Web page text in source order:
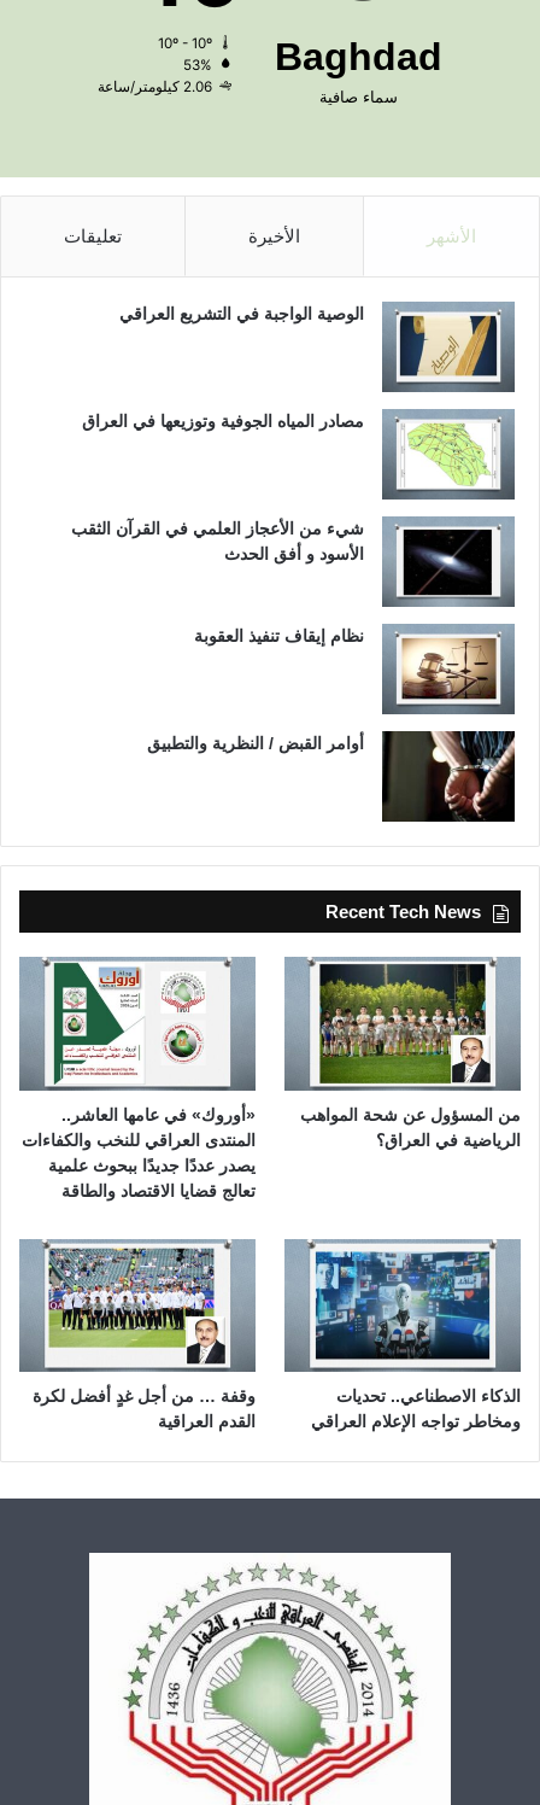
Baghdad
سماء صافية
53%
2.06 كيلومتر/ساعة
الأشهر الأخيرة تعليقات
الوصية الواجبة في التشريع العراقي
مصادر المياه الجوفية وتوزيعها في العراق
شيء من الأعجاز العلمي في القرآن الثقب
الأسود و أفق الحدث
نظام إيقاف تنفيذ العقوبة
أوامر القبض / النظرية والتطبيق
Recent Tech News
من المسؤول عن شحة المواهب
الرياضية في العراق؟
«أوروك» في عامها العاشر..
المنتدى العراقي للنخب والكفاءات
يصدر عددًا جديدًا ببحوث علمية
تعالج قضايا الاقتصاد والطاقة
الذكاء الاصطناعي.. تحديات
ومخاطر تواجه الإعلام العراقي
وقفة … من أجل غدٍ أفضل لكرة
القدم العراقية